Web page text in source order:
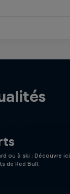
ou à ski : Découvre ici
de Red Bull.